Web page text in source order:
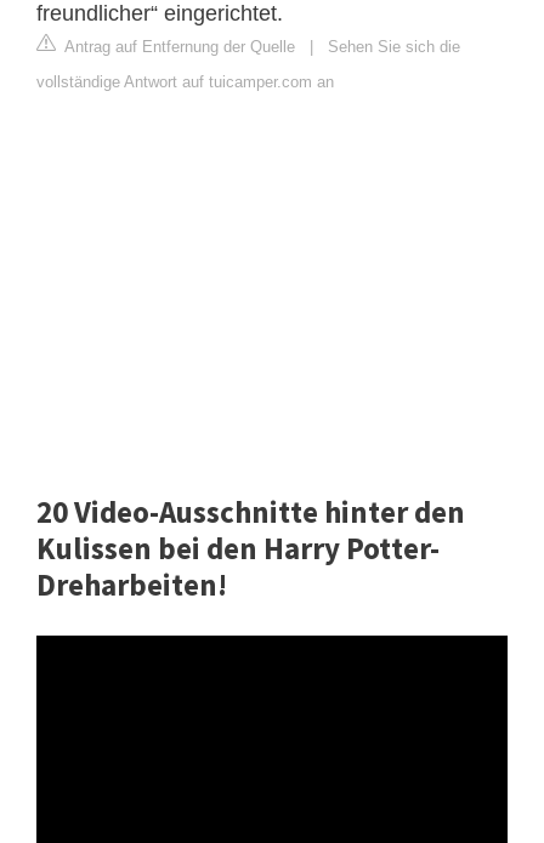
freundlicher“ eingerichtet.
Antrag auf Entfernung der Quelle
Sehen Sie sich die
vollständige Antwort auf tuicamper.com an
20 Video-Ausschnitte hinter den
Kulissen bei den Harry Potter-
Dreharbeiten!